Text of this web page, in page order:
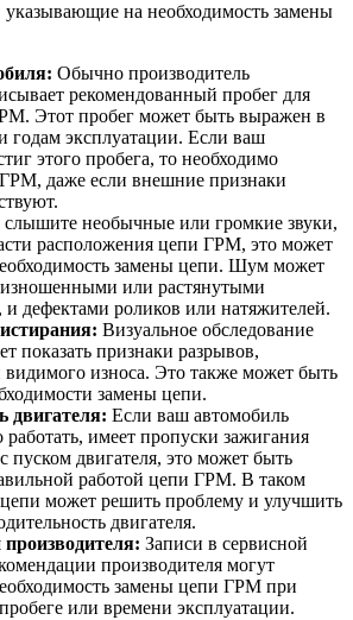
на необходимость замены
Обычно производитель
рекомендованный пробег для
Этот пробег может быть выражен в
годам эксплуатации. Если ваш
этого пробега, то необходимо
даже если внешние признаки
необычные или громкие звуки,
расположения цепи ГРМ, это может
замены цепи. Шум может
или растянутыми
и дефектами роликов или натяжителей.
Визуальное обследование
показать признаки разрывов,
износа. Это также может быть
замены цепи.
двигателя: Если ваш автомобиль
работать, имеет пропуски зажигания
пуском двигателя, это может быть
работой цепи ГРМ. В таком
цепи может решить проблему и улучшить
двигателя.
Записи в сервисной
производителя могут
замены цепи ГРМ при
или времени эксплуатации.